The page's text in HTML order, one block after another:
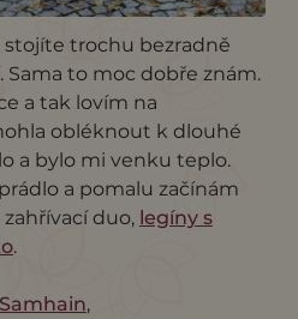
stojíte trochu bezradně
to moc dobře znám.
a tak lovím na
obléknout k dlouhé
a bylo mi venku teplo.
a pomalu začínám
duo, legíny s
.
Samhain,